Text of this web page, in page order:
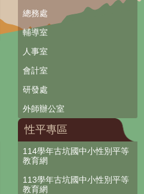
總務處
輔導室
人事室
會計室
研發處
外師辦公室
性平專區
114學年古坑國中小性別平等
教育網
113學年古坑國中小性別平等
教育網